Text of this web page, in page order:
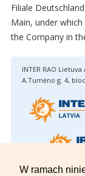
W ramach
Filiale
Main, under
the Company in
INTER RAO Lietuva
A.Tumėno g. 4,